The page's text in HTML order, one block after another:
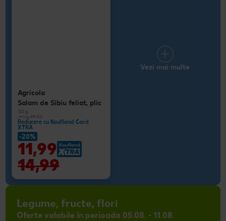
Agricola
Salam de Sibiu feliat, plic
120 g
(=1 kg 99.92)
Reducere cu Kaufland Card
XTRA
-20%
11,99
14,99
Vezi mai multe
Legume, fructe, flori
Oferte valabile în perioada 05.08. - 11.08.